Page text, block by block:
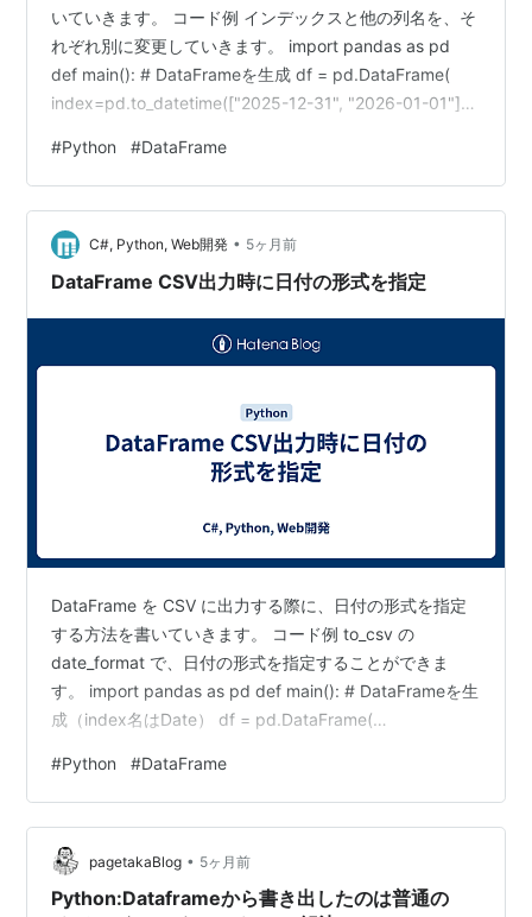
いていきます。 コード例 インデックスと他の列名を、そ
れぞれ別に変更していきます。 import pandas as pd
def main(): # DataFrameを生成 df = pd.DataFrame(
index=pd.to_datetime(["2025-12-31", "2026-01-01"]),
ンデックスの列名を変更 df.index.name = "Date" # 残り
の列名を変更 df.colu…
#Python #DataFrame
C#, Python, Web開発 • 5ヶ月前
DataFrame CSV出力時に日付の形式を指定
DataFrame を CSV に出力する際に、日付の形式を指定
する方法を書いていきます。 コード例 to_csv の
date_format で、日付の形式を指定することができま
す。 import pandas as pd def main(): # DataFrameを生
成（index名はDate） df = pd.DataFrame(
data={"Close": [9990, 10000]} ) df.index.name =
"Date" # CSVに出力（date_formatで…
#Python #DataFrame
pagetakaBlog • 5ヶ月前
Python:Dataframeから書き出したのは普通の